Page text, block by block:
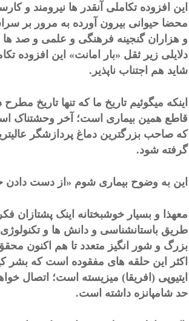
این افزوده تکاملی آنقدر ها نیرومند و
و هزاران گنجینه فرهنگی و علمی و صد ها
دلایلی زیر ثقل «بار امانت» این افزوده
شاید هم اجتناب ناپذیر.
اینکه میگوئیم تاریخ ما که تنها تاریخ
قاطع همین بیماری است؛ آخر وحشتناک
که صاحب بزرگترین دماغ پردازشگر
گرفته شود.
این به وضوح بیماری شوم «از دست دادن
معهذا و بسیار خوشبختانه اینک
طریق باستانشناسی و دانش ها و
بزرگ و شور انگیز متعدد تا هم اکنون
ایتیوپی (افریقا) میزیسته است؛ اتصال
حد شامپانزه داشته است.